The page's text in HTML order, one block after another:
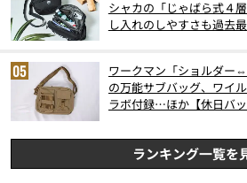
シャカの「じゃばら式４
し入れのしやすさも過去
ワークマン「ショルダー
の万能サブバッグ、ワイ
ラボ付録…ほか【休日バ
ランキング一覧を